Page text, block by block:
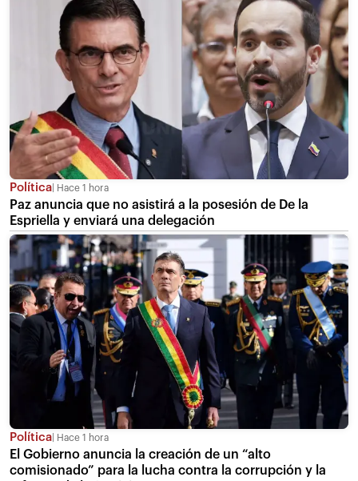
Política Hace 1 hora
Paz anuncia que no asistirá a la posesión de De la
Espriella y enviará una delegación
Política Hace 1 hora
El Gobierno anuncia la creación de un “alto
comisionado” para la lucha contra la corrupción y la